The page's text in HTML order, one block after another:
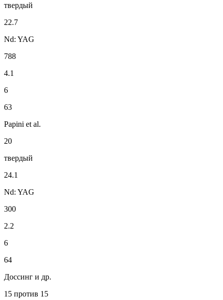
твердый
22.7
Nd: YAG
788
4.1
6
63
Papini et al.
20
твердый
24.1
Nd: YAG
300
2.2
6
64
Доссинг и др.
15 против 15